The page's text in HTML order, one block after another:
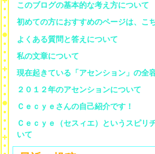
このブログの基本的な考え方について
初めての方におすすめのページは、こ
よくある質問と答えについて
私の文章について
現在起きている「アセンション」の全
２０１２年のアセンションについて
Ｃｅｃｙｅさんの自己紹介です！
Ｃｅｃｙｅ（セスィエ）というスピリ
いて